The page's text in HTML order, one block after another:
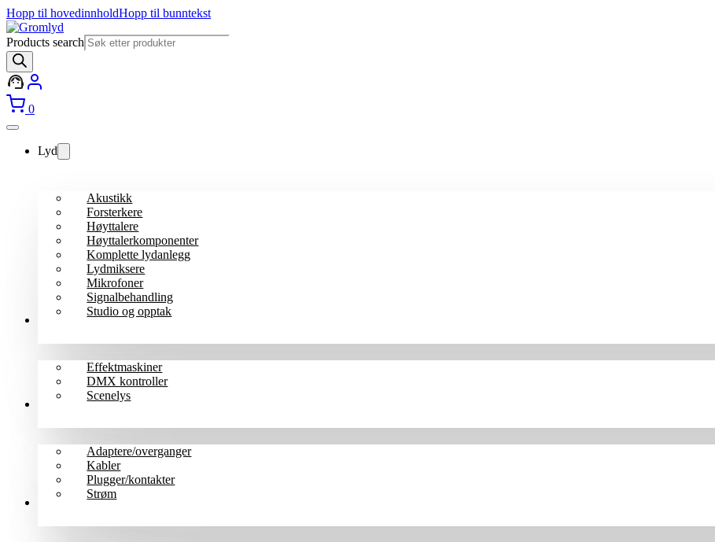
Hopp til hovedinnholdHopp til bunntekst
Products search
0
Lyd
Akustikk
Forsterkere
Høyttalere
Høyttalerkomponenter
Komplette lydanlegg
Lydmiksere
Mikrofoner
Signalbehandling
Studio og opptak
Effektmaskiner
DMX kontroller
Scenelys
Adaptere/overganger
Kabler
Plugger/kontakter
Strøm
Scene/rigg